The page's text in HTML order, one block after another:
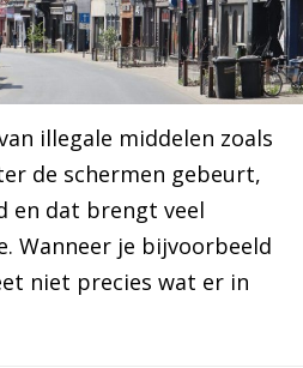
illegale middelen zoals
de schermen gebeurt,
en dat brengt veel
Wanneer je bijvoorbeeld
niet precies wat er in